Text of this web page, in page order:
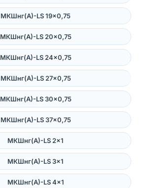
МКШнг(А)-LS 19×0,75
МКШнг(А)-LS 20×0,75
МКШнг(А)-LS 24×0,75
МКШнг(А)-LS 27×0,75
МКШнг(А)-LS 30×0,75
МКШнг(А)-LS 37×0,75
МКШнг(А)-LS 2×1
МКШнг(А)-LS 3×1
МКШнг(А)-LS 4×1